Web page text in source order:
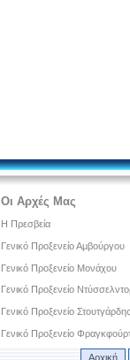
Οι Αρχές Μας
Η Πρεσβεία
Γενικό Προξενείο Αμβούργου
Γενικό Προξενείο Μονάχου
Γενικό Προξενείο
Γενικό Προξενείο Στουτγάρδης
Γενικό Προξενείο
Αρχική